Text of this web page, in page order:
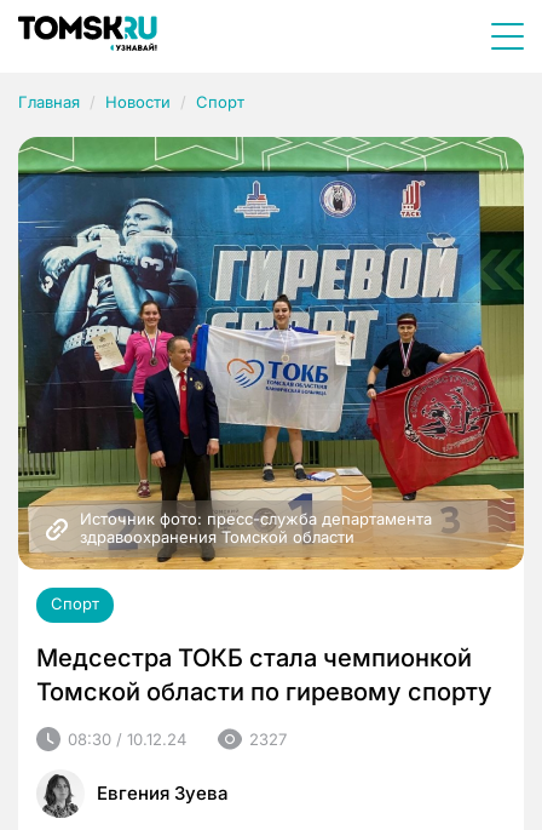
Главная Новости Спорт
Источник фото: пресс-служба департамента
здравоохранения Томской области
Спорт
Медсестра ТОКБ стала чемпионкой
Томской области по гиревому спорту
08:30 / 10.12.24 2327
Евгения Зуева